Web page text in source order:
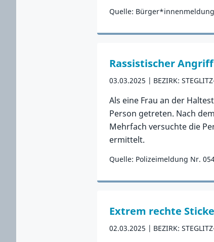
Quelle:
Zum Vorfall
Rassistischer
03.03.2025 BEZIRK:
Als eine Frau an der
Person getreten. Nach
Mehrfach versuchte die
ermittelt.
Quelle: Polizeimeldung Nr.
Zum Vorfall
Extrem rechte
02.03.2025 BEZIRK: